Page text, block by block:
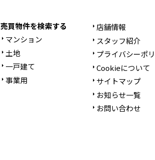
売買物件を検索する
マンション
土地
一戸建て
事業用
店舗情報
スタッフ紹介
プライバシーポ
Cookieについて
サイトマップ
お知らせ一覧
お問い合わせ